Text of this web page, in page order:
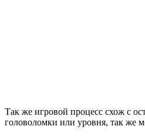
Так же игровой процесс схож с
головоломки или уровня, так же